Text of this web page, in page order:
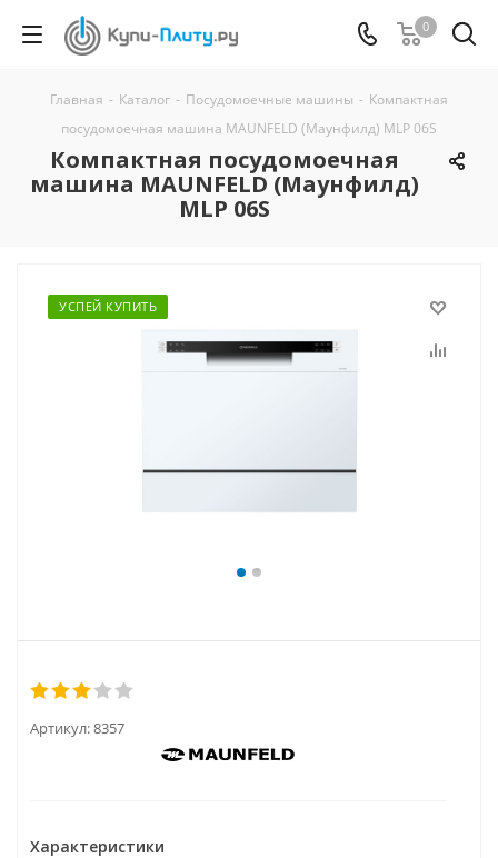
0
Главная - Каталог - Посудомоечные машины - Компактная
посудомоечная машина MAUNFELD (Маунфилд) MLP 06S
Компактная посудомоечная
машина MAUNFELD (Маунфилд)
MLP 06S
УСПЕЙ КУПИТЬ
Артикул:8357
Характеристики